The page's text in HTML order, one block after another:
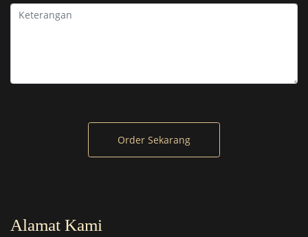
Order Sekarang
Alamat Kami